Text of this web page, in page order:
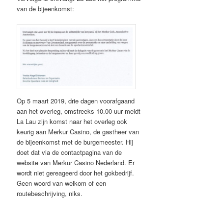
van de bijeenkomst:
Op 5 maart 2019, drie dagen voorafgaand
aan het overleg, omstreeks 10.00 uur meldt
La Lau zijn komst naar het overleg ook
keurig aan Merkur Casino, de gastheer van
de bijeenkomst met de burgemeester. Hij
doet dat via de contactpagina van de
website van Merkur Casino Nederland. Er
wordt niet gereageerd door het gokbedrijf.
Geen woord van welkom of een
routebeschrijving, niks.